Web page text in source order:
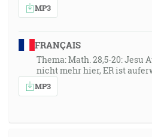
MP3
FRANÇAIS
Thema: Math. 28,5-20: Jesu
nicht mehr hier, ER ist
MP3